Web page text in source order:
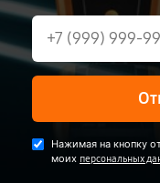
Нажимая на кнопку
моих персональных